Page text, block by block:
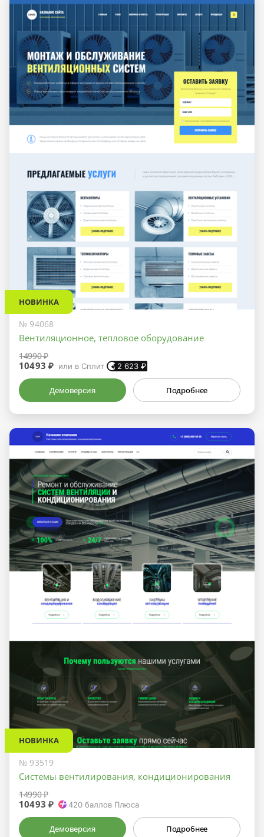
НОВИНКА
№ 94068
Вентиляционное, тепловое оборудование
14990 ₽
10493 ₽ или в Сплит 2 623 ₽
Демоверсия Подробнее
НОВИНКА
№ 93519
Системы вентилирования, кондиционирования
14990 ₽
10493 ₽ 420 баллов Плюса
Демоверсия Подробнее